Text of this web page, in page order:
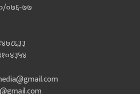
०७६-७७